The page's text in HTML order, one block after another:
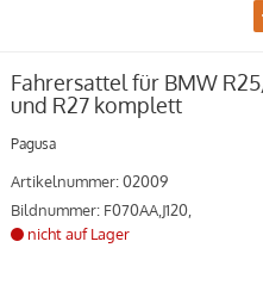
Fahrersattel für BMW
und R27 komplett
Pagusa
Artikelnummer: 02009
Bildnummer: F070AA,J120,
nicht auf Lager